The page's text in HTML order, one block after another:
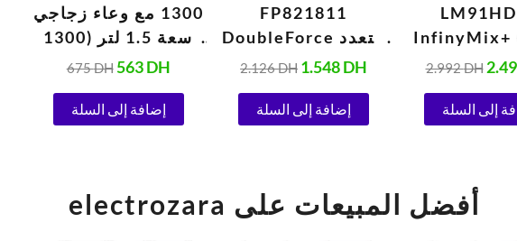
1300 مع وعاء زجاجي
سعة 1.5 لتر (1300
واط)
675DH563DH
إضافة إلى السلة
FP821811
DoubleForce متعدد
الوظائف (1000 واط،
2.126DH 1.548DH
إضافة إلى السلة
InfinyMix+
واط، 220 فولت،
2.992DH
إلى السلة
electrozara أفضل المبيعات على